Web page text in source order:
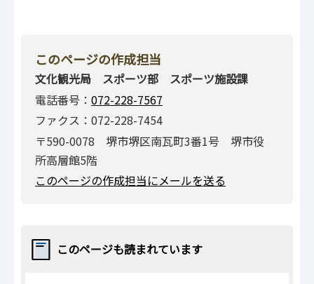
このページの作成担当
文化観光局 スポーツ部 スポーツ施設課
電話番号： 072-228-7567
ファクス：072-228-7454
〒590-0078 堺市堺区南瓦町3番1号 堺市役
所高層館5階
このページの作成担当にメールを送る
このページも読まれています